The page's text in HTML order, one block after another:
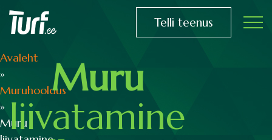
Telli teenus
Avaleht
»
Muruhooldus
»
Muru
Muru
liivatamine